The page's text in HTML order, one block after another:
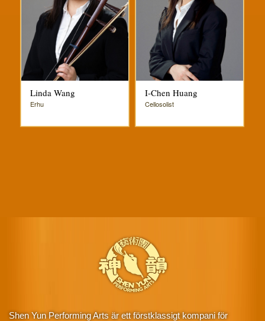
Linda Wang
Erhu
I-Chen Huang
Cellosolist
Shen Yun Performing Arts är ett förstklassigt kompani för